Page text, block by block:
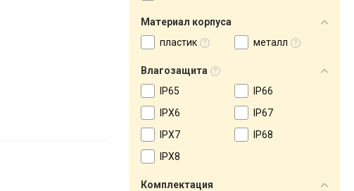
Материал корпуса
пластик
металл
Влагозащита
IP65
IP66
IPX6
IP67
IPX7
IP68
IPX8
Комплектация